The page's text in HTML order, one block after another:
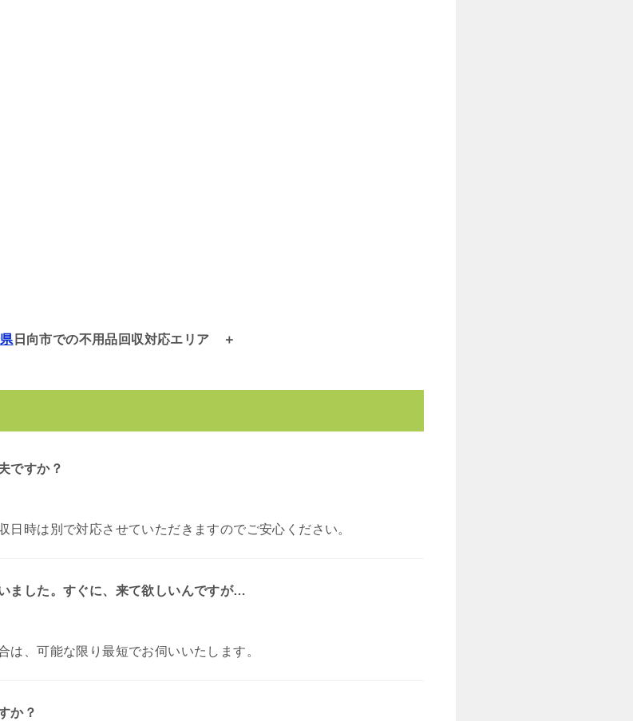
日向市での不用品回収対応エリア
ですか？
日時は別で対応させていただきますのでご安心ください。
ました。すぐに、来て欲しいんですが…
は、可能な限り最短でお伺いいたします。
か？